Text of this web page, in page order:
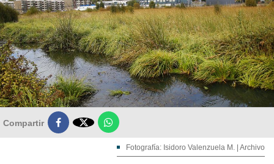
Compartir 
Fotografía: Isidoro Valenzuela M. | Archivo